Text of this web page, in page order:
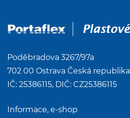
Poděbradova 3267/97a
702 00 Ostrava Česká republika
IČ: 25386115, DIČ: CZ25386115
Informace, e-shop